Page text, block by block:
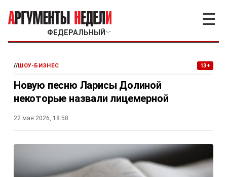
ФЕДЕРАЛЬНЫЙ ﹀
☰
//ШОУ-БИЗНЕС 13+
Новую песню Ларисы Долиной
некоторые назвали лицемерной
22 мая 2026, 18:58